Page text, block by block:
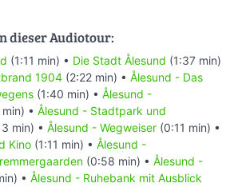
dieser Audiotour:
(1:11 min) • Die Stadt Ålesund (1:37 min)
1904 (2:22 min) • Ålesund - Das
(1:40 min) • Ålesund -
• Ålesund - Stadtpark und
min) • Ålesund - Wegweiser (0:11 min) •
Kino (1:11 min) • Ålesund -
(0:58 min) • Ålesund -
• Ålesund - Ruhebank mit Ausblick